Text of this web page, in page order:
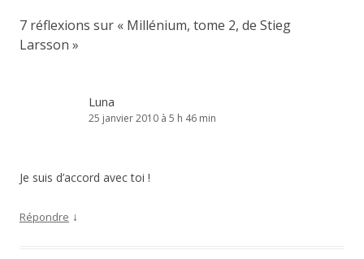
7 réflexions sur « Millénium, tome 2, de Stieg
Larsson »
Luna
25 janvier 2010 à 5 h 46 min
Je suis d’accord avec toi !
Répondre ↓